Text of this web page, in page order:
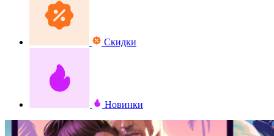
Скидки
Новинки